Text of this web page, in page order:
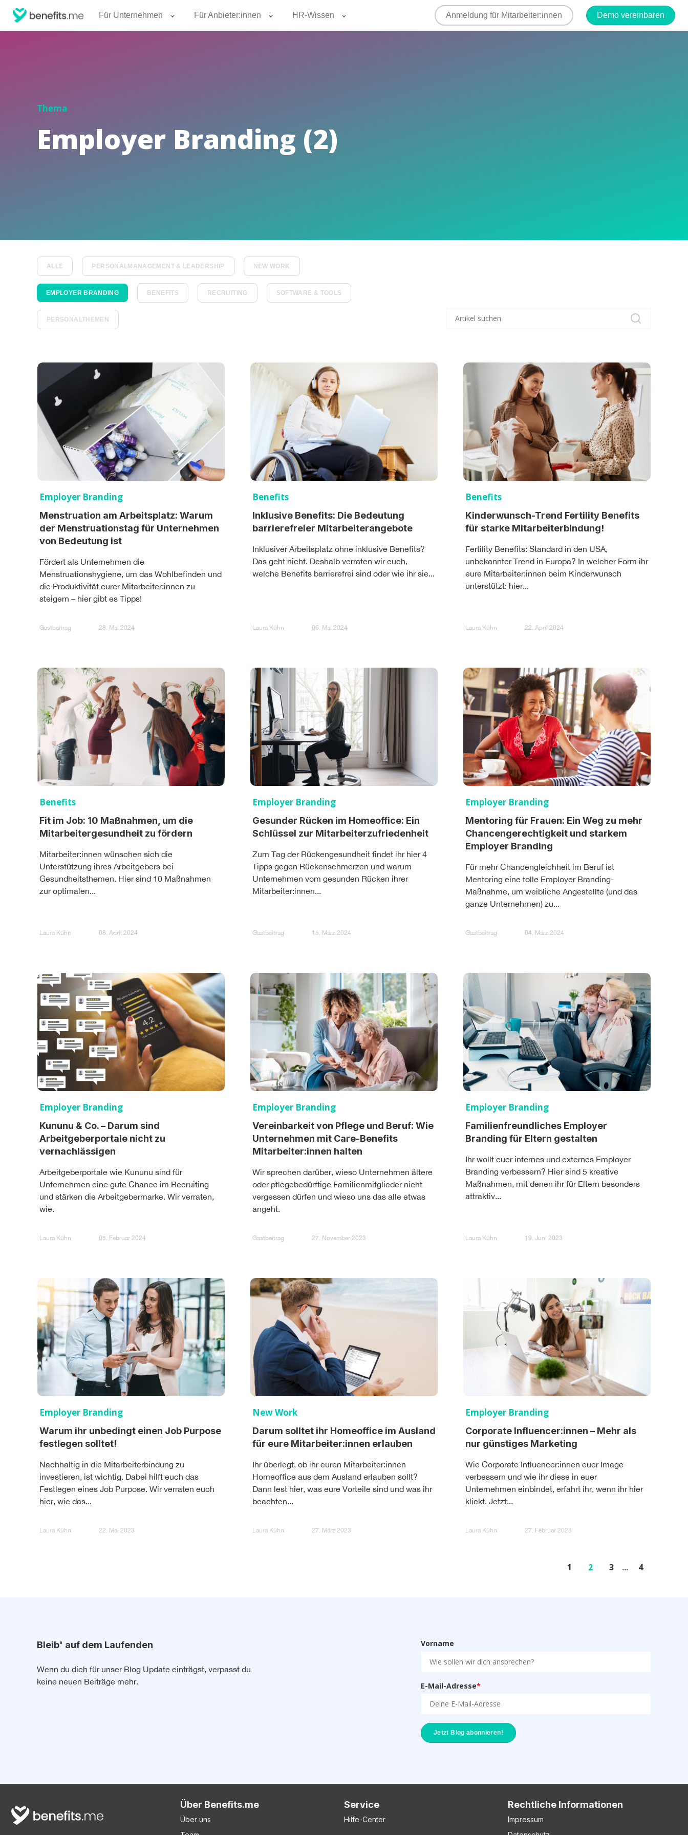
Für Unternehmen Für Anbieter:innen HR-Wissen Anmeldung für Mitarbeiter:innen Demo vereinbaren
Thema
Employer Branding (2)
ALLE PERSONALMANAGEMENT & LEADERSHIP NEW WORK
EMPLOYER BRANDING BENEFITS RECRUITING SOFTWARE & TOOLS
PERSONALTHEMEN
Employer Branding
Menstruation am Arbeitsplatz: Warum
der Menstruationstag für Unternehmen
von Bedeutung ist
Fördert als Unternehmen die
Menstruationshygiene, um das Wohlbefinden und
die Produktivität eurer Mitarbeiter:innen zu
steigern – hier gibt es Tipps!
Gastbeitrag 28. Mai 2024
Benefits
Inklusive Benefits: Die Bedeutung
barrierefreier Mitarbeiterangebote
Inklusiver Arbeitsplatz ohne inklusive Benefits?
Das geht nicht. Deshalb verraten wir euch,
welche Benefits barrierefrei sind oder wie ihr sie...
Laura Kühn 06. Mai 2024
Benefits
Kinderwunsch-Trend Fertility Benefits
für starke Mitarbeiterbindung!
Fertility Benefits: Standard in den USA,
unbekannter Trend in Europa? In welcher Form ihr
eure Mitarbeiter:innen beim Kinderwunsch
unterstützt: hier...
Laura Kühn 22. April 2024
Benefits
Fit im Job: 10 Maßnahmen, um die
Mitarbeitergesundheit zu fördern
Mitarbeiter:innen wünschen sich die
Unterstützung ihres Arbeitgebers bei
Gesundheitsthemen. Hier sind 10 Maßnahmen
zur optimalen...
Laura Kühn 08. April 2024
Employer Branding
Gesunder Rücken im Homeoffice: Ein
Schlüssel zur Mitarbeiterzufriedenheit
Zum Tag der Rückengesundheit findet ihr hier 4
Tipps gegen Rückenschmerzen und warum
Unternehmen vom gesunden Rücken ihrer
Mitarbeiter:innen...
Gastbeitrag 15. März 2024
Employer Branding
Mentoring für Frauen: Ein Weg zu mehr
Chancengerechtigkeit und starkem
Employer Branding
Für mehr Chancengleichheit im Beruf ist
Mentoring eine tolle Employer Branding-
Maßnahme, um weibliche Angestellte (und das
ganze Unternehmen) zu...
Gastbeitrag 04. März 2024
Employer Branding
Kununu & Co. – Darum sind
Arbeitgeberportale nicht zu
vernachlässigen
Arbeitgeberportale wie Kununu sind für
Unternehmen eine gute Chance im Recruiting
und stärken die Arbeitgebermarke. Wir verraten,
wie.
Laura Kühn 05. Februar 2024
Employer Branding
Vereinbarkeit von Pflege und Beruf: Wie
Unternehmen mit Care-Benefits
Mitarbeiter:innen halten
Wir sprechen darüber, wieso Unternehmen ältere
oder pflegebedürftige Familienmitglieder nicht
vergessen dürfen und wieso uns das alle etwas
angeht.
Gastbeitrag 27. November 2023
Employer Branding
Familienfreundliches Employer
Branding für Eltern gestalten
Ihr wollt euer internes und externes Employer
Branding verbessern? Hier sind 5 kreative
Maßnahmen, mit denen ihr für Eltern besonders
attraktiv...
Laura Kühn 19. Juni 2023
Employer Branding
Warum ihr unbedingt einen Job Purpose
festlegen solltet!
Nachhaltig in die Mitarbeiterbindung zu
investieren, ist wichtig. Dabei hilft euch das
Festlegen eines Job Purpose. Wir verraten euch
hier, wie das...
Laura Kühn 22. Mai 2023
New Work
Darum solltet ihr Homeoffice im Ausland
für eure Mitarbeiter:innen erlauben
Ihr überlegt, ob ihr euren Mitarbeiter:innen
Homeoffice aus dem Ausland erlauben sollt?
Dann lest hier, was eure Vorteile sind und was ihr
beachten...
Laura Kühn 27. März 2023
Employer Branding
Corporate Influencer:innen – Mehr als
nur günstiges Marketing
Wie Corporate Influencer:innen euer Image
verbessern und wie ihr diese in euer
Unternehmen einbindet, erfahrt ihr, wenn ihr hier
klickt. Jetzt...
Laura Kühn 27. Februar 2023
1 2 3 ... 4
Bleib' auf dem Laufenden
Wenn du dich für unser Blog Update einträgst, verpasst du
keine neuen Beiträge mehr.
Vorname
E-Mail-Adresse*
Über Benefits.me
Über uns
Service
Hilfe-Center
Rechtliche Informationen
Impressum